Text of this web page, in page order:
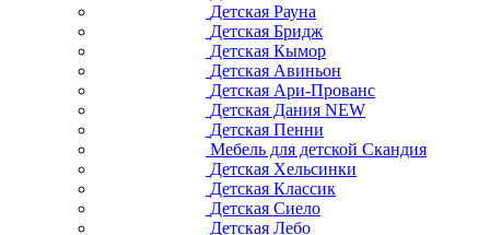
Детская Рауна
Детская Бридж
Детская Кымор
Детская Авиньон
Детская Ари-Прованс
Детская Дания NEW
Детская Пенни
Мебель для детской Скандия
Детская Хельсинки
Детская Классик
Детская Сиело
Детская Лебо